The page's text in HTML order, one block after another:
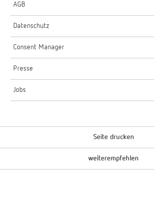
AGB
Datenschutz
Consent Manager
Presse
Jobs
Seite drucken
weiterempfehlen